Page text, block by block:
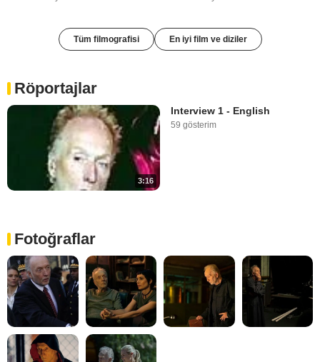
Tüm filmografisi En iyi film ve diziler
Röportajlar
3:16
Interview 1 - English
59 gösterim
Fotoğraflar